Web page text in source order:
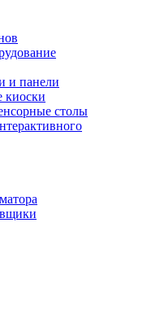
и панели
столы